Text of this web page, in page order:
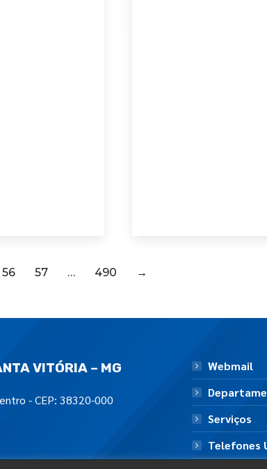
56 57 … 490 →
VITÓRIA – MG
- CEP: 38320-000
Webmail
Serviços
Telefones